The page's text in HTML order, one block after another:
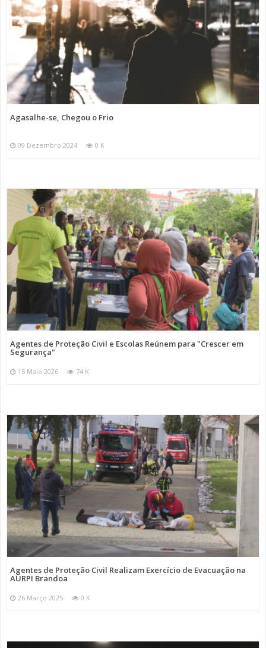
Agasalhe-se, Chegou o Frio
09 Dezembro 2024 0 K
Agentes de Proteção Civil e Escolas Reúnem para "Crescer em
Segurança"
15 Maio 2026 74 K
Agentes de Proteção Civil Realizam Exercício de Evacuação na
AURPI Brandoa
26 Março 2025 0 K